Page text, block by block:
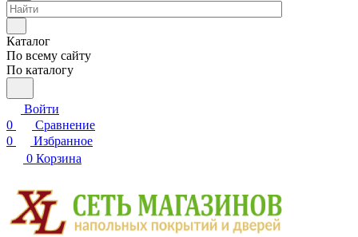
Каталог
По всему сайту
По каталогу
Войти
0
Сравнение
0
Избранное
0 Корзина